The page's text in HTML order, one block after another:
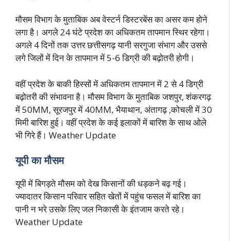
मौसम विभाग के मुताबिक अब वेस्टर्न डिस्टरबेंस का असर कम होने
लगा है। अगले 24 घंटे प्रदेश का अधिकतम तापमान स्थिर रहेगा।
अगले 4 दिनों तक उत्तर छत्तीसगढ़ यानी सरगुजा संभाग और उससे
लगे जिलों में दिन के तापमान में 5-6 डिग्री की बढ़ोतरी होगी।
वहीं प्रदेश के बाकी हिस्सों में अधिकतम तापमान में 2 से 4 डिग्री
बढ़ोतरी की संभावना है। मौसम विभाग के मुताबिक जशपुर, शंकरगढ़
में 50MM, सूरजपुर में 40MM, भैयाथान, अंतागढ़ ,कोचली में 30
मिमी बारिश हुई। वहीं प्रदेश के कई इलाकों में बारिश के साथ ओले
भी गिरे हैं। Weather Update
यूपी का मौसम
यूपी में बिगड़ते मौसम को देख किसानों की धड़कने बढ़ गई।
ज्यादातर किसान परिवार सहित खेतों में पहुंच फसल में बारिश का
पानी न भरे उसके लिए जल निकासी के इंतजाम करते रहे।
Weather Update